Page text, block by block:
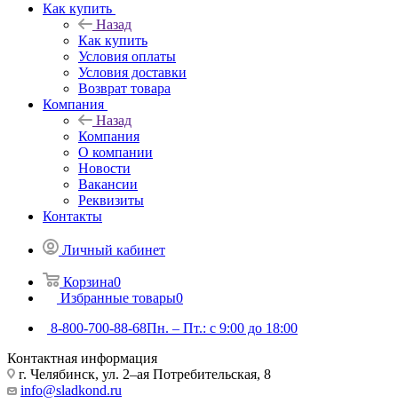
Как купить
Назад
Как купить
Условия оплаты
Условия доставки
Возврат товара
Компания
Назад
Компания
О компании
Новости
Вакансии
Реквизиты
Контакты
Личный кабинет
Корзина0
Избранные товары0
8-800-700-88-68Пн. – Пт.: с 9:00 до 18:00
Контактная информация
г. Челябинск, ул. 2–ая Потребительская, 8
info@sladkond.ru